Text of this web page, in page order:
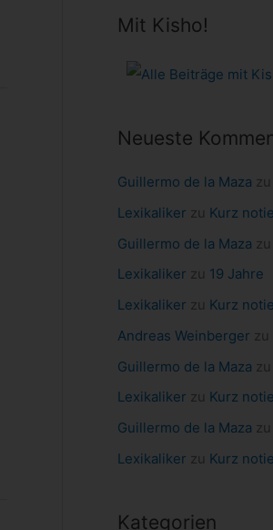
h
a
h
:
Mit Kisho!
Neueste
Guillermo de la Maza zu
Lexikaliker zu Kurz
Guillermo de la Maza zu
Lexikaliker zu 19 Jahre
Lexikaliker zu Kurz
Andreas Weinberger zu
Guillermo de la Maza zu
Lexikaliker zu Kurz
Guillermo de la Maza zu
Lexikaliker zu Kurz
Kategorien